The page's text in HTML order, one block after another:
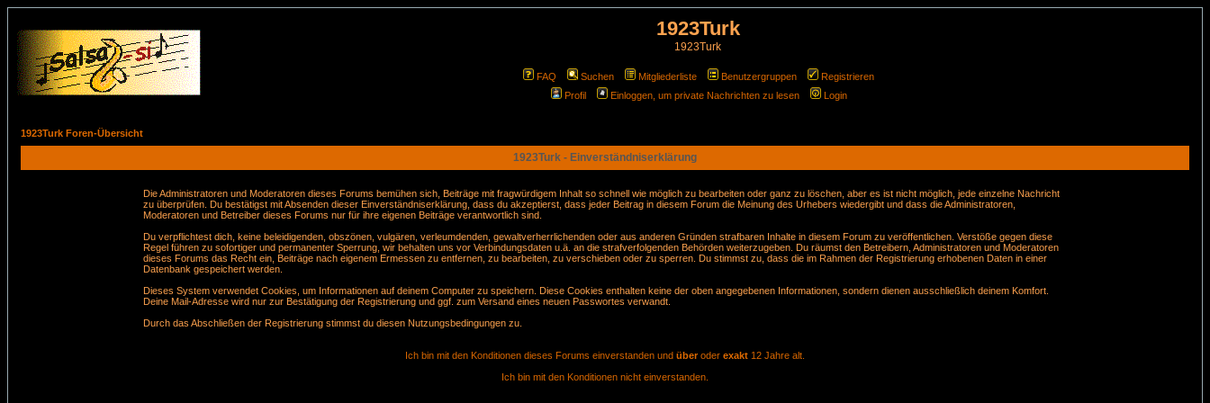
1923Turk
1923Turk
FAQ Suchen Mitgliederliste Benutzergruppen
Registrieren
Profil
Einloggen, um private Nachrichten zu lesen Login
1923Turk Foren-Übersicht
1923Turk - Einverständniserklärung
Die Administratoren und Moderatoren dieses Forums bemühen sich, Beiträge mit fragwürdigem Inhalt so schnell wie möglich zu bearbeiten oder ganz zu löschen, aber es ist nicht möglich, jede einzelne Nachricht
zu überprüfen. Du bestätigst mit Absenden dieser Einverständniserklärung, dass du akzeptierst, dass jeder Beitrag in diesem Forum die Meinung des Urhebers wiedergibt und dass die Administratoren,
Moderatoren und Betreiber dieses Forums nur für ihre eigenen Beiträge verantwortlich sind.
Du verpflichtest dich, keine beleidigenden, obszönen, vulgären, verleumdenden, gewaltverherrlichenden oder aus anderen Gründen strafbaren Inhalte in diesem Forum zu veröffentlichen. Verstöße gegen diese
Regel führen zu sofortiger und permanenter Sperrung, wir behalten uns vor Verbindungsdaten u.ä. an die strafverfolgenden Behörden weiterzugeben. Du räumst den Betreibern, Administratoren und Moderatoren
dieses Forums das Recht ein, Beiträge nach eigenem Ermessen zu entfernen, zu bearbeiten, zu verschieben oder zu sperren. Du stimmst zu, dass die im Rahmen der Registrierung erhobenen Daten in einer
Datenbank gespeichert werden.
Dieses System verwendet Cookies, um Informationen auf deinem Computer zu speichern. Diese Cookies enthalten keine der oben angegebenen Informationen, sondern dienen ausschließlich deinem Komfort.
Deine Mail-Adresse wird nur zur Bestätigung der Registrierung und ggf. zum Versand eines neuen Passwortes verwandt.
Durch das Abschließen der Registrierung stimmst du diesen Nutzungsbedingungen zu.
Ich bin mit den Konditionen dieses Forums einverstanden und über oder exakt 12 Jahre alt.
Ich bin mit den Konditionen nicht einverstanden.